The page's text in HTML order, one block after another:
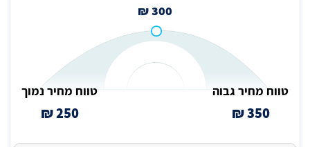
300 ₪
טווח מחיר גבוה
350 ₪
טווח מחיר נמוך
250 ₪